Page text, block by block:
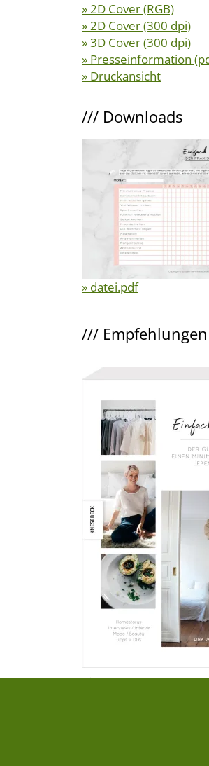
» 2D Cover (RGB)
» 2D Cover (300 dpi)
» 3D Cover (300 dpi)
» Presseinformation
» Druckansicht
/// Downloads
» datei.pdf
/// Empfehlungen
Lina Jachmann,